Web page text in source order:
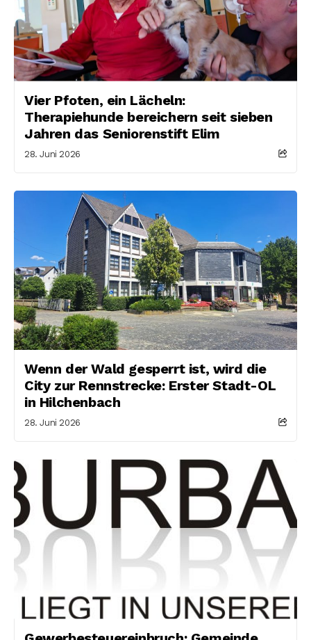
Vier Pfoten, ein Lächeln:
Therapiehunde bereichern seit sieben
Jahren das Seniorenstift Elim
28. Juni 2026
Wenn der Wald gesperrt ist, wird die
City zur Rennstrecke: Erster Stadt-OL
in Hilchenbach
28. Juni 2026